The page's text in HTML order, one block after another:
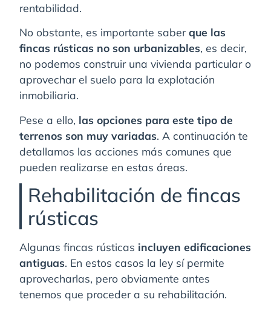
rentabilidad.
No obstante, es importante saberque las
fincas rústicas no son urbanizables, es decir,
no podemos construir una vivienda particular o
aprovechar el suelo para la explotación
inmobiliaria.
Pese a ello, las opciones para este tipo de
terrenos son muy variadas. A continuación te
detallamos las acciones más comunes que
pueden realizarse en estas áreas.
Rehabilitación de fincas
rústicas
Algunas fincas rústicas incluyen edificaciones
antiguas. En estos casos la ley sí permite
aprovecharlas, pero obviamente antes
tenemos que proceder a su rehabilitación.